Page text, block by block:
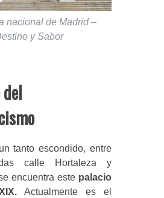
nacional de Madrid –
y Sabor
tanto escondido, entre
calle Hortaleza y
encuentra este palacio
Actualmente es el